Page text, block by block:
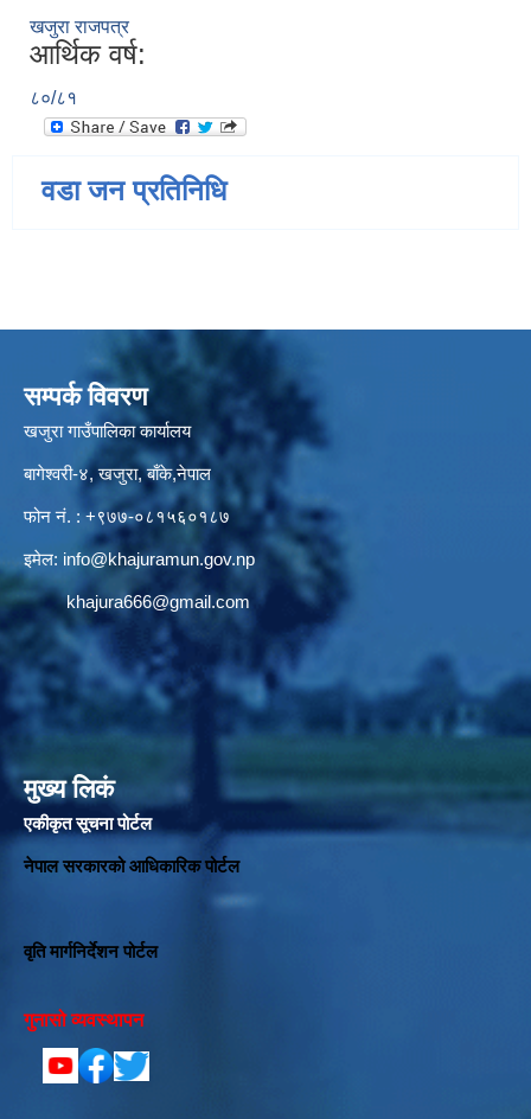
खजुरा राजपत्र
आर्थिक वर्ष:
८०/८१
वडा जन प्रतिनिधि
सम्पर्क विवरण
खजुरा गाउँपालिका कार्यालय
बागेश्वरी-४, खजुरा, बाँके,नेपाल
फोन नं. : +९७७-०८१५६०१८७
इमेल: info@khajuramun.gov.np
khajura666@gmail.com
मुख्य लिकं
एकीकृत सूचना पोर्टल
नेपाल सरकारको आधिकारिक पोर्टल
वृति मार्गनिर्देशन पोर्टल
गुनासो व्यवस्थापन